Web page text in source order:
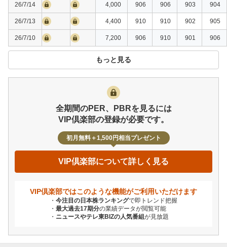
26/7/14 4,000 906 906 903 904
26/7/13 4,400 910 910 902 905
26/7/10 7,200 906 910 901 906
もっと見る
全期間のPER、PBRを見るには
VIP倶楽部の登録が必要です。
初月無料＋1,500円相当プレゼント
VIP倶楽部について詳しく見る
VIP倶楽部ではこのような機能がご利用いただけます
今注目の日本株ランキングで即トレンド把握
最大過去17期分の業績データが閲覧可能
ニュースやテレ東BIZの人気番組が見放題